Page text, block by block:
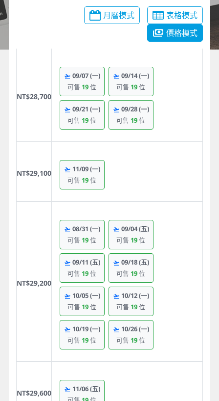
月曆模式
表格模式
價格模式
NT$28,700
09/07(一)
可售 19位
09/14(一)
可售 19位
09/21 (一)
可售 19位
09/28(一)
可售 19位
NT$29,100 11/09(一)
可售 19位
NT$29,200
08/31 (一)
可售 19位
09/04(五)
可售 19位
09/11 (五)
可售 19位
09/18(五)
可售 19位
10/05(一)
可售 19位
10/12(一)
可售 19位
10/19(一)
可售 19位
10/26(一)
可售 19位
NT$29,600 11/06(五)